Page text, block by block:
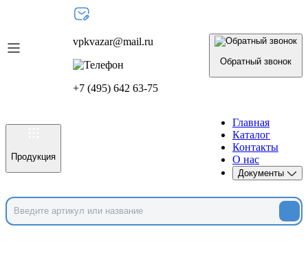
vpkvazar@mail.ru
+7 (495) 642 63-75
Обратный звонок
Продукция
Главная
Каталог
Контакты
О нас
Документы